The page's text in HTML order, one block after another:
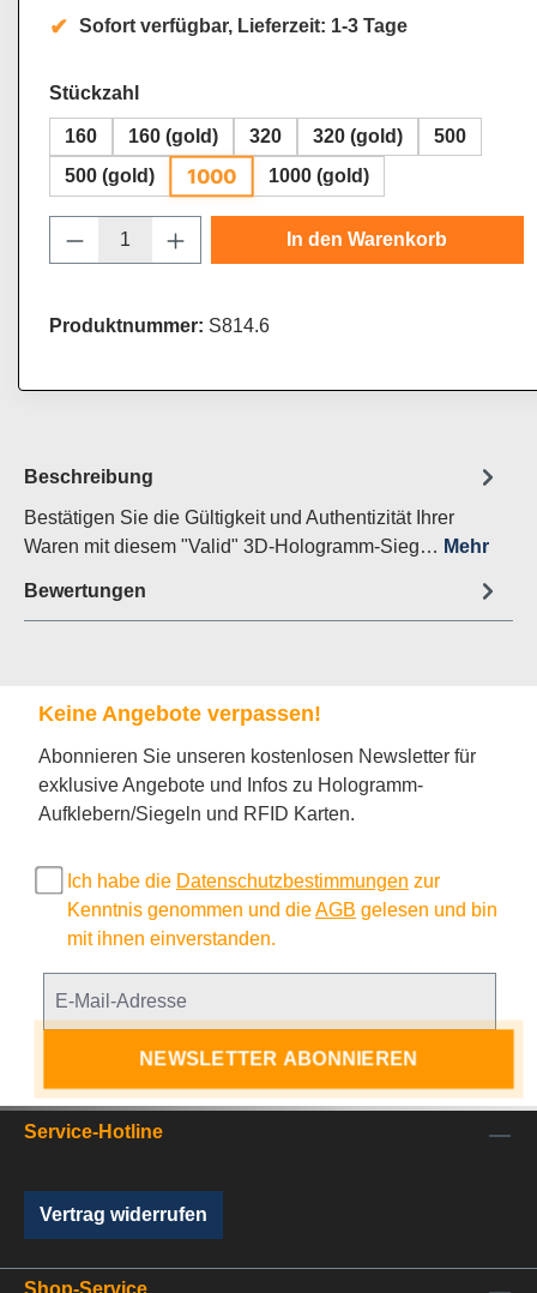
Sofort verfügbar, Lieferzeit: 1-3 Tage
Stückzahl auswählen
160 160 (gold) 320 320 (gold)
500
500 (gold)
1000 1000 (gold)
Produkt Anzahl: Gib den gewünschten
In den Warenkorb
Produktnummer: S814.6
Beschreibung
Bestätigen Sie die Gültigkeit und Authentizität Ihrer
Waren mit diesem "Valid" 3D-Hologramm-Sieg… Mehr
Bewertungen
Keine Angebote verpassen!
Abonnieren Sie unseren kostenlosen Newsletter für
exklusive Angebote und Infos zu Hologramm-
Aufklebern/Siegeln und RFID Karten.
Ich habe die Datenschutzbestimmungen zur
Kenntnis genommen und dieAGB gelesen und bin
mit ihnen einverstanden.
NEWSLETTER ABONNIEREN
Service-Hotline
Vertrag widerrufen
Shop-Service